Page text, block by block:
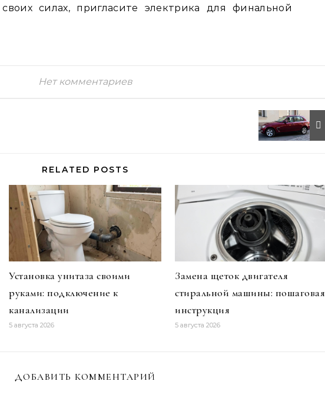
силах, пригласите электрика для финальной
Нет комментариев
RELATED POSTS
Установка унитаза своими
руками: подключение к
канализации
5 августа 2026
Замена щеток двигателя
стиральной машины: пошаговая
инструкция
5 августа 2026
ДОБАВИТЬ КОММЕНТАРИЙ